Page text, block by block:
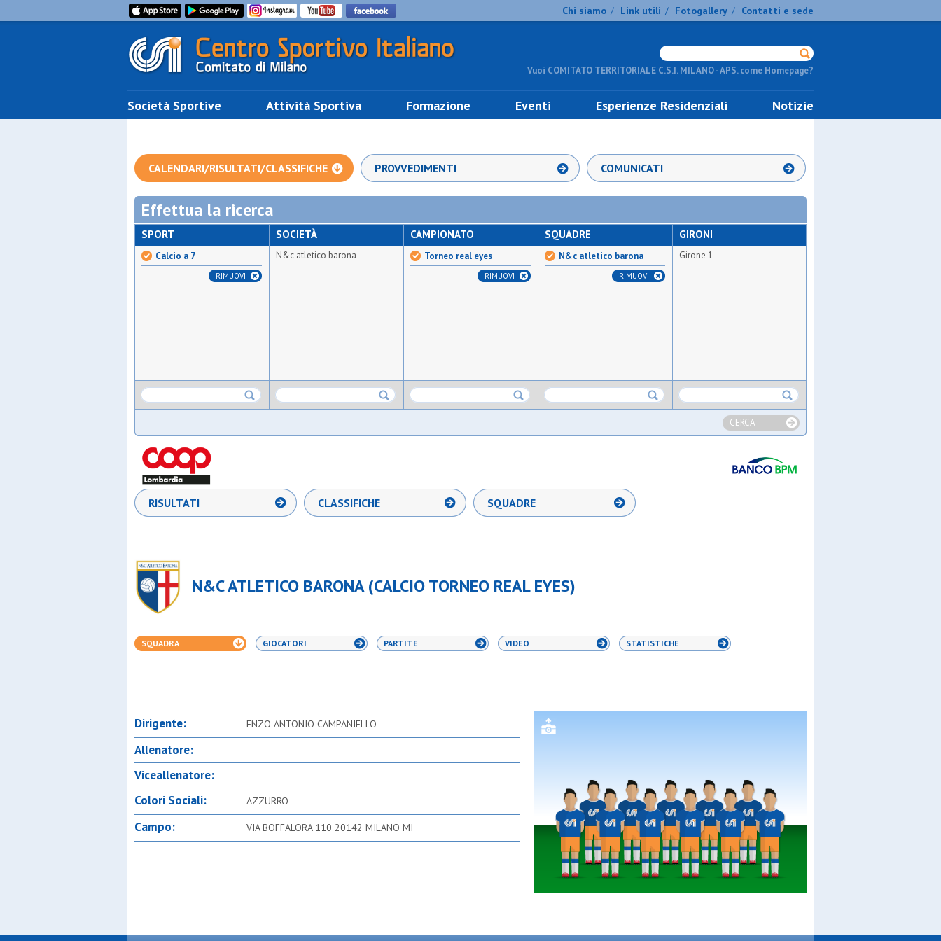
Chi siamo / Link utili / Fotogallery / Contatti e sede
Vuoi COMITATO TERRITORIALE C.S.I. MILANO - APS. come Homepage?
Società Sportive Attività Sportiva Formazione Eventi Esperienze Residenziali Notizie
CALENDARI/RISULTATI/CLASSIFICHE PROVVEDIMENTI COMUNICATI
Effettua la ricerca
SPORT
Calcio a 7
RIMUOVI
SOCIETÀ
N&c atletico barona
CAMPIONATO
Torneo real eyes
RIMUOVI
SQUADRE
N&c atletico barona
RIMUOVI
GIRONI
Girone 1
CERCA
RISULTATI CLASSIFICHE SQUADRE
N&C ATLETICO BARONA (CALCIO TORNEO REAL EYES)
SQUADRA GIOCATORI PARTITE VIDEO STATISTICHE
Dirigente: ENZO ANTONIO CAMPANIELLO
Allenatore:
Viceallenatore:
Colori Sociali:
AZZURRO
Campo: VIA BOFFALORA 110 20142 MILANO MI